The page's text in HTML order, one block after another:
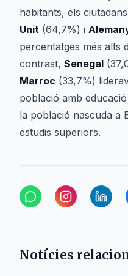
habitants, els
Unit (64,7%) i
percentatges més alts
contrast, Senegal
Marroc (33,7%)
població amb
la població nascuda a
estudis superiors.
Notícies